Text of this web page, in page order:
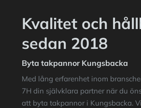
Kvalitet och
sedan 2018
Byta takpannor Kungsbacka
Med lång erfarenhet inom
7H din självklara partner när du
att byta takpannor i Kungsbacka.